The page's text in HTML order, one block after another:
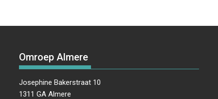
Omroep Almere
Josephine Bakerstraat 10
1311 GA Almere